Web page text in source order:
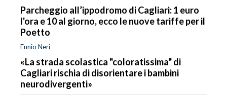
Parcheggio all’ippodromo di Cagliari: 1 euro
l'ora e 10 al giorno, ecco le nuove tariffe per il
Poetto
Ennio Neri
«La strada scolastica "coloratissima" di
Cagliari rischia di disorientare i bambini
neurodivergenti»